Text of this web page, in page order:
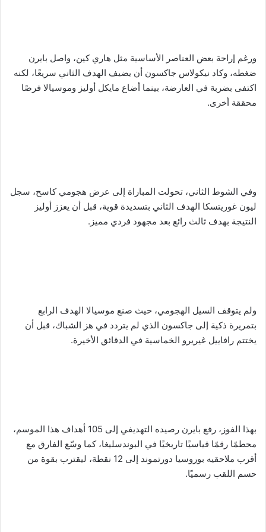
ورغم إراحة بعض العناصر الأساسية مثل هاري كين، واصل بايرن
ضغطه، وكاد نيكولاس جاكسون أن يضيف الهدف الثاني سريعًا، لكنه
اكتفى بضربة في العارضة، بينما أضاع مايكل أوليز وموسيالا فرصًا
محققة أخرى.
وفي الشوط الثاني، تحولت المباراة إلى عرض هجومي كاسح، سجل
ليون غوريتسكا الهدف الثاني بتسديدة قوية، قبل أن يعزز أوليز
النتيجة بهدف ثالث رائع بعد مجهود فردي مميز.
ولم يتوقف السيل الهجومي، حيث صنع موسيالا الهدف الرابع
بتمريرة ذكية إلى جاكسون الذي لم يتردد في هز الشباك، قبل أن
يختتم رافاييل غيريرو الخماسية في الدقائق الأخيرة.
بهذا الفوز، رفع بايرن رصيده التهديفي إلى 105 أهداف هذا الموسم،
محطمًا رقمًا قياسيًا تاريخيًا في البوندسليغا، كما وسّع الفارق مع
أقرب ملاحقيه بوروسيا دورتموند إلى 12 نقطة، ليقترب بقوة من
حسم اللقب رسميًا.